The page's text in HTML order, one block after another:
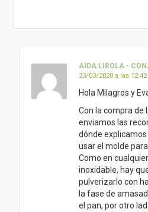
AÏDA LIROLA -
23/03/2020 a las 12:42
Hola Milagros y
Con la compra de
enviamos las
dónde
usar el molde
Como en
inoxidable, hay
pulverizarlo con
la fase de
el pan, por otro